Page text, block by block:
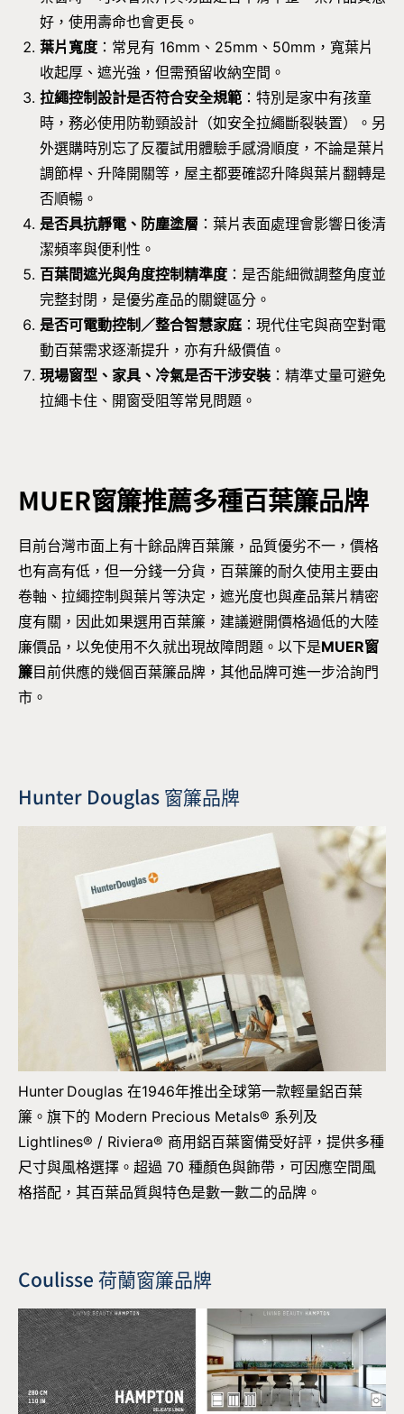
好，使用壽命也會更長。
葉片寬度 ：常見有 16mm、25mm、50mm，寬葉片
收起厚、遮光強，但需預留收納空間。
拉繩控制設計是否符合安全規範 ：特別是家中有孩童
時，務必使用防勒頸設計（如安全拉繩斷裂裝置）。另
外選購時別忘了反覆試用體驗手感滑順度，不論是葉片
調節桿、升降開關等，屋主都要確認升降與葉片翻轉是
否順暢。
是否具抗靜電、防塵塗層 ：葉片表面處理會影響日後清
潔頻率與便利性。
百葉間遮光與角度控制精準度 ：是否能細微調整角度並
完整封閉，是優劣產品的關鍵區分。
是否可電動控制／整合智慧家庭 ：現代住宅與商空對電
動百葉需求逐漸提升，亦有升級價值。
現場窗型、家具、冷氣是否干涉安裝 ：精準丈量可避免
拉繩卡住、開窗受阻等常見問題。
MUER窗簾推薦多種百葉簾品牌
目前台灣市面上有十餘品牌百葉簾，品質優劣不一，價格
也有高有低，但一分錢一分貨，百葉簾的耐久使用主要由
卷軸、拉繩控制與葉片等決定，遮光度也與產品葉片精密
度有關，因此如果選用百葉簾，建議避開價格過低的大陸
廉價品，以免使用不久就出現故障問題。以下是MUER窗
簾目前供應的幾個百葉簾品牌，其他品牌可進一步洽詢門
市。
Hunter Douglas 窗簾品牌
Hunter Douglas 在1946年推出全球第一款輕量鋁百葉
簾。旗下的 Modern Precious Metals® 系列及
Lightlines® / Riviera® 商用鋁百葉窗備受好評，提供多種
尺寸與風格選擇。超過 70 種顏色與飾帶，可因應空間風
格搭配，其百葉品質與特色是數一數二的品牌。
Coulisse 荷蘭窗簾品牌